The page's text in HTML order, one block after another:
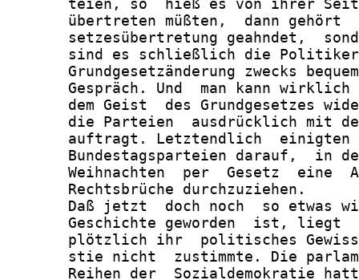
teien, so  hieß es von ihrer
übertreten müßten,  dann gehört
setzesübertretung geahndet,
sind es schließlich die
Grundgesetzänderung zwecks
Gespräch. Und  man kann
dem Geist  des Grundgesetzes
die Parteien  ausdrücklich mit
auftragt. Letztendlich
Bundestagsparteien darauf,  in
Weihnachten  per  Gesetz  eine
       Rechtsbrüche durchzuziehen.
Daß jetzt  doch noch  so etwas
Geschichte geworden  ist, liegt
plötzlich ihr  politisches
stie nicht  zustimmte. Die
Reihen der  Sozialdemokratie